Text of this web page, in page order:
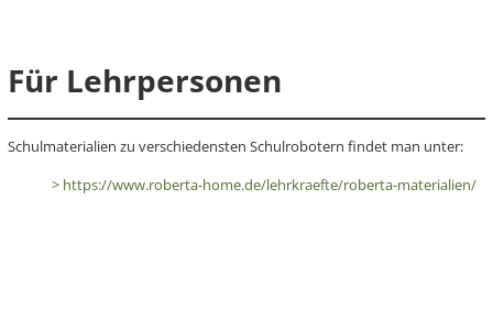
Für Lehrpersonen
Schulmaterialien zu verschiedensten Schulrobotern findet man unter:
> https://www.roberta-home.de/lehrkraefte/roberta-materialien/